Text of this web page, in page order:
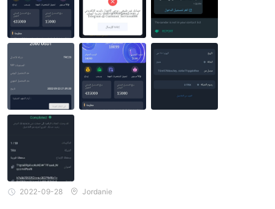
2022-09-28 Jordanie